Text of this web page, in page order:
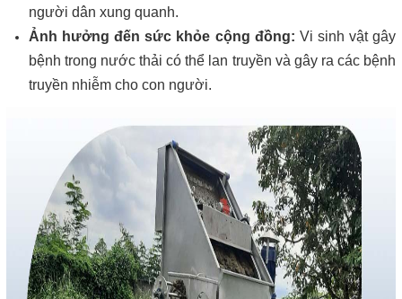
người dân xung quanh.
Ảnh hưởng đến sức khỏe cộng đồng: Vi sinh vật gây
bệnh trong nước thải có thể lan truyền và gây ra các bệnh
truyền nhiễm cho con người.